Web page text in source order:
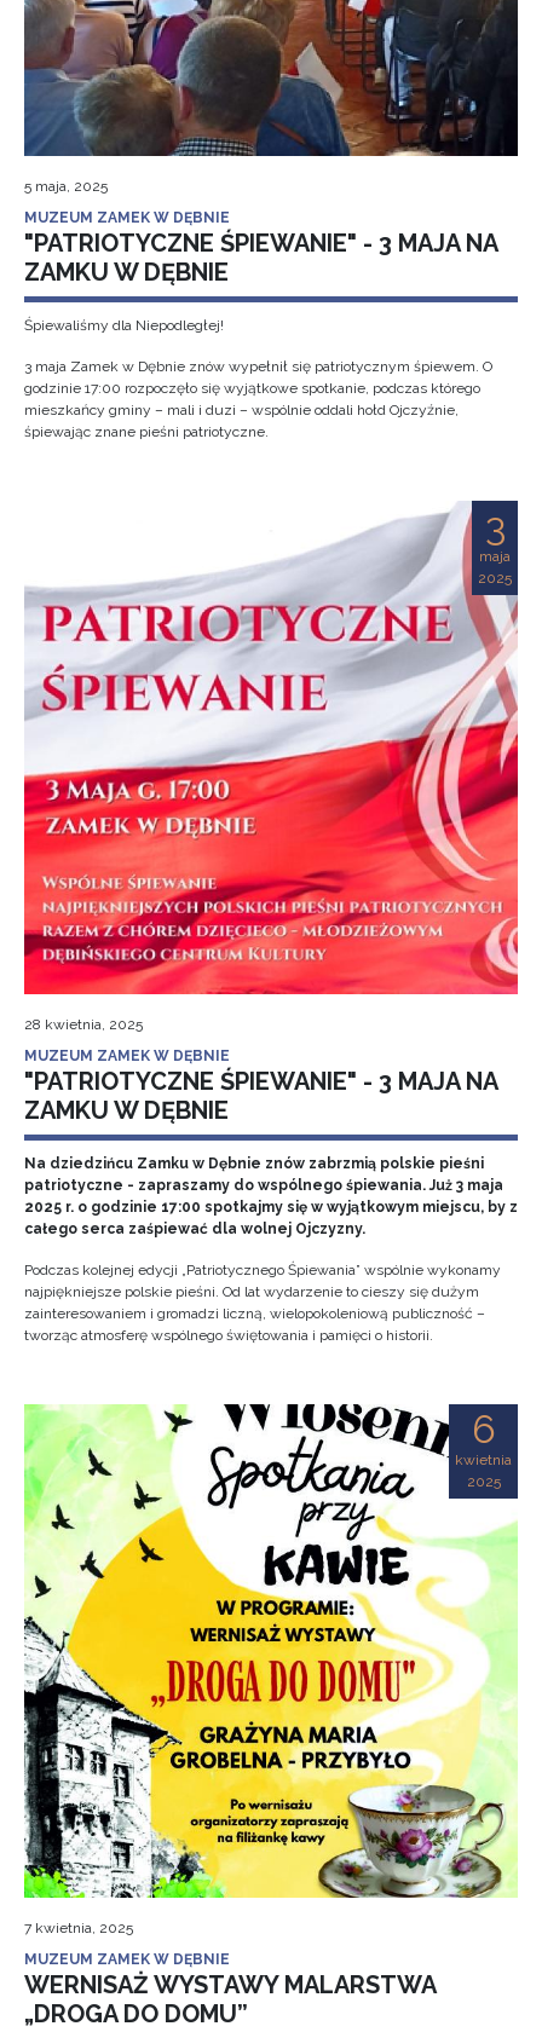
5 maja, 2025
MUZEUM ZAMEK W DĘBNIE
"PATRIOTYCZNE ŚPIEWANIE" - 3 MAJA NA
ZAMKU W DĘBNIE
Śpiewaliśmy dla Niepodległej!
3 maja Zamek w Dębnie znów wypełnił się patriotycznym śpiewem. O
godzinie 17:00 rozpoczęło się wyjątkowe spotkanie, podczas którego
mieszkańcy gminy – mali i duzi – wspólnie oddali hołd Ojczyźnie,
śpiewając znane pieśni patriotyczne.
3
maja
2025
28 kwietnia, 2025
MUZEUM ZAMEK W DĘBNIE
"PATRIOTYCZNE ŚPIEWANIE" - 3 MAJA NA
ZAMKU W DĘBNIE
Na dziedzińcu Zamku w Dębnie znów zabrzmią polskie pieśni
patriotyczne - zapraszamy do wspólnego śpiewania. Już 3 maja
2025 r. o godzinie 17:00 spotkajmy się w wyjątkowym miejscu, by z
całego serca zaśpiewać dla wolnej Ojczyzny.
Podczas kolejnej edycji „Patriotycznego Śpiewania” wspólnie wykonamy
najpiękniejsze polskie pieśni. Od lat wydarzenie to cieszy się dużym
zainteresowaniem i gromadzi liczną, wielopokoleniową publiczność –
tworząc atmosferę wspólnego świętowania i pamięci o historii.
6
kwietnia
2025
7 kwietnia, 2025
MUZEUM ZAMEK W DĘBNIE
WERNISAŻ WYSTAWY MALARSTWA
„DROGA DO DOMU”